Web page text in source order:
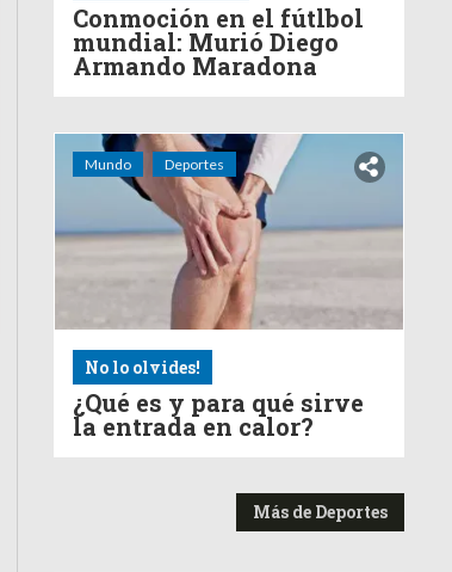
Conmoción en el fútlbol
mundial: Murió Diego
Armando Maradona
Mundo Deportes
No lo olvides!
¿Qué es y para qué sirve
la entrada en calor?
Más de Deportes